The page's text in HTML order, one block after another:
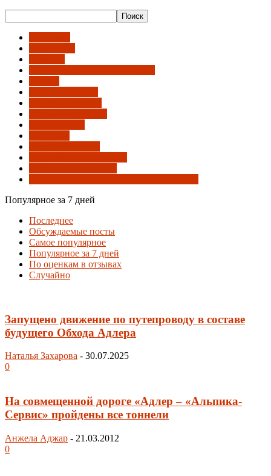
Популярное за 7 дней
Последнее
Обсуждаемые посты
Самое популярное
Популярное за 7 дней
По оценкам в отзывах
Случайно
Запущено движение по путепроводу в составе
будущего Обхода Адлера
Наталья Захарова - 30.07.2025
0
На совмещенной дороге «Адлер – «Альпика-
Сервис» пройдены все тоннели
Анжела Аджар - 21.03.2012
0